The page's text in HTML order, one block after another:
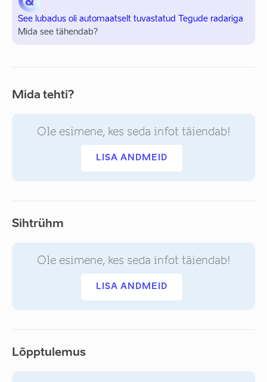
See lubadus oli automaatselt tuvastatud Tegude radariga
Mida see tähendab?
Mida tehti?
Ole esimene, kes seda infot täiendab!
LISA ANDMEID
Sihtrühm
Ole esimene, kes seda infot täiendab!
LISA ANDMEID
Lõpptulemus